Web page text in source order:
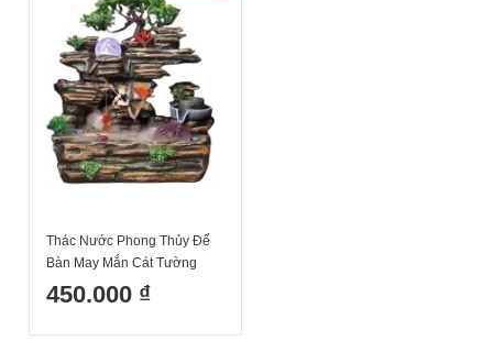
Thác Nước Phong Thủy Để
Bàn May Mắn Cát Tường
Phát Lộc Mã 1709
450.000 ₫